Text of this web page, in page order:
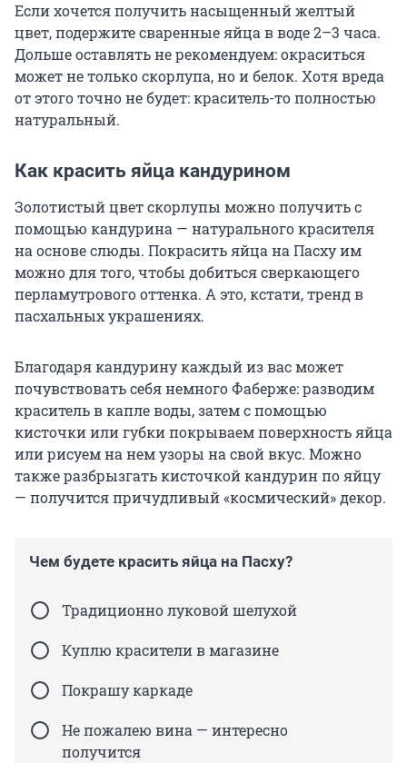
Если хочется получить насыщенный желтый
цвет, подержите сваренные яйца в воде 2–3 часа.
Дольше оставлять не рекомендуем: окраситься
может не только скорлупа, но и белок. Хотя вреда
от этого точно не будет: краситель-то полностью
натуральный.
Как красить яйца кандурином
Золотистый цвет скорлупы можно получить с
помощью кандурина — натурального красителя
на основе слюды. Покрасить яйца на Пасху им
можно для того, чтобы добиться сверкающего
перламутрового оттенка. А это, кстати, тренд в
пасхальных украшениях.
Благодаря кандурину каждый из вас может
почувствовать себя немного Фаберже: разводим
краситель в капле воды, затем с помощью
кисточки или губки покрываем поверхность яйца
или рисуем на нем узоры на свой вкус. Можно
также разбрызгать кисточкой кандурин по яйцу
— получится причудливый «космический» декор.
Чем будете красить яйца на Пасху?
Традиционно луковой шелухой
Куплю красители в магазине
Покрашу каркаде
Не пожалею вина — интересно
получится